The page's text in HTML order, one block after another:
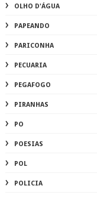
OLHO D'ÁGUA
PAPEANDO
PARICONHA
PECUARIA
PEGAFOGO
PIRANHAS
PO
POESIAS
POL
POLICIA